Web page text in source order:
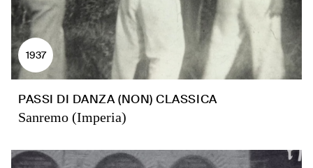
1937
PASSI DI DANZA (NON) CLASSICA
Sanremo (Imperia)